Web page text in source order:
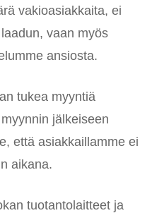
vakioasiakkaita, ei
vaan myös
ansiosta.
tukea myyntiä
jälkeiseen
että asiakkaillamme ei
aikana.
tuotantolaitteet ja